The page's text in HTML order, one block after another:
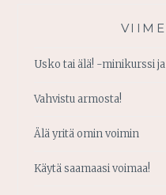
Usko tai älä! -minikurssi
Vahvistu armosta!
Älä yritä omin voimin
Käytä saamaasi voimaa!